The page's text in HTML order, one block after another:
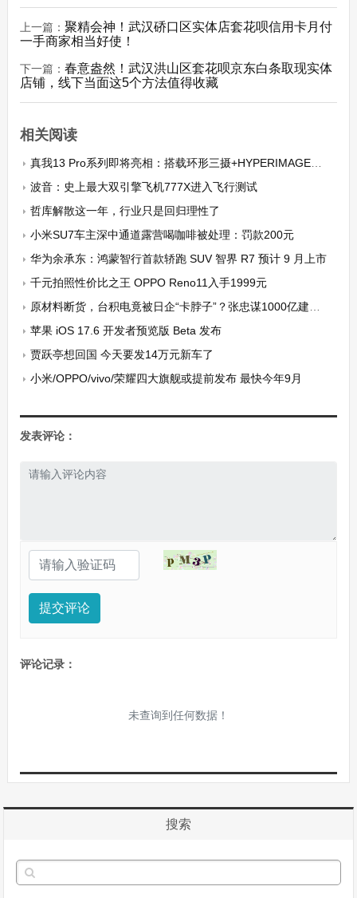
上一篇： 聚精会神！武汉硚口区实体店套花呗信用卡月付
一手商家相当好使！
下一篇： 春意盎然！武汉洪山区套花呗京东白条取现实体
店铺，线下当面这5个方法值得收藏
相关阅读
真我13 Pro系列即将亮相：搭载环形三摄+HYPERIMAGE+影像
波音：史上最大双引擎飞机777X进入飞行测试
哲库解散这一年，行业只是回归理性了
小米SU7车主深中通道露营喝咖啡被处理：罚款200元
华为余承东：鸿蒙智行首款轿跑 SUV 智界 R7 预计 9 月上市
千元拍照性价比之王 OPPO Reno11入手1999元
原材料断货，台积电竟被日企“卡脖子”？张忠谋1000亿建厂要泡汤
苹果 iOS 17.6 开发者预览版 Beta 发布
贾跃亭想回国 今天要发14万元新车了
小米/OPPO/vivo/荣耀四大旗舰或提前发布 最快今年9月
发表评论：
提交评论
评论记录：
未查询到任何数据！
搜索